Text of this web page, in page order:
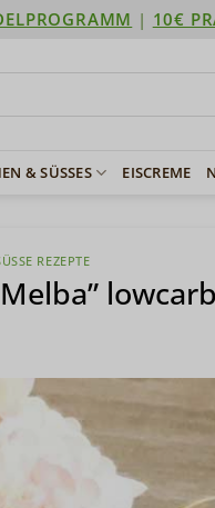
| 10€
& SÜSSES EISCREME
REZEPTE